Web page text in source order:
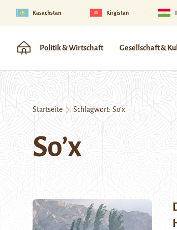
Kasachstan Kirgistan
Politik & Wirtschaft Gesellschaft &
Startseite Schlagwort: So’x
So’x